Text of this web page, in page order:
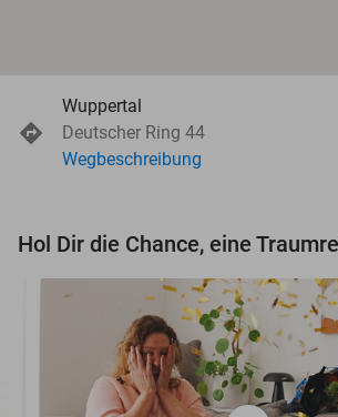
Wuppertal
Deutscher Ring 44
Wegbeschreibung